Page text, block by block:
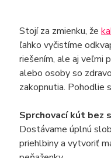
Stojí za zmienku, že
ľahko vyčistíme
riešením, ale aj veľmi
alebo osoby so
zakopnutia. Pohodlie
Sprchovací kút bez
Dostávame úplnú
priehlbiny a vytvoriť